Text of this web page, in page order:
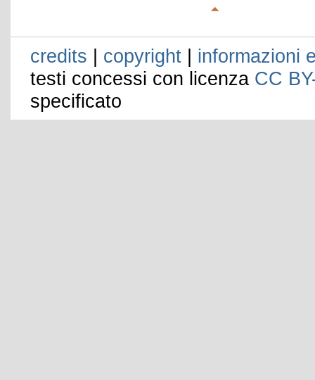
credits | copyright | informazioni
testi concessi con licenza CC
specificato